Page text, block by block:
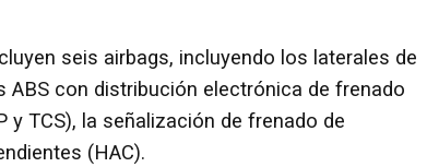
seis airbags, incluyendo los laterales de
con distribución electrónica de frenado
TCS), la señalización de frenado de
(HAC).